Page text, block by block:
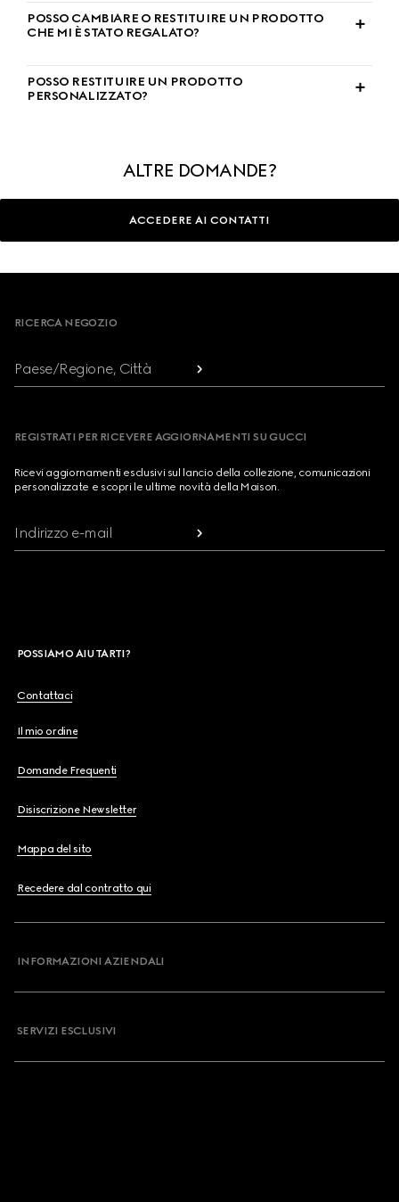
POSSO CAMBIARE O RESTITUIRE UN PRODOTTO
CHE MI È STATO REGALATO?
POSSO RESTITUIRE UN PRODOTTO
PERSONALIZZATO?
ALTRE DOMANDE?
ACCEDERE AI CONTATTI
Footer
RICERCA NEGOZIO
Paese/Regione, Città
REGISTRATI PER RICEVERE AGGIORNAMENTI SU GUCCI
Ricevi aggiornamenti esclusivi sul lancio della collezione, comunicazioni
personalizzate e scopri le ultime novità della Maison.
Indirizzo e-mail
POSSIAMO AIUTARTI?
Contattaci
Il mio ordine
Domande Frequenti
Disiscrizione Newsletter
Mappa del sito
Recedere dal contratto qui
INFORMAZIONI AZIENDALI
SERVIZI ESCLUSIVI